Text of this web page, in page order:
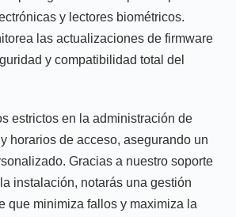
y lectores biométricos.
las actualizaciones de firmware
y compatibilidad total del
estrictos en la administración de
horarios de acceso, asegurando un
Gracias a nuestro soporte
instalación, notarás una gestión
que minimiza fallos y maximiza la